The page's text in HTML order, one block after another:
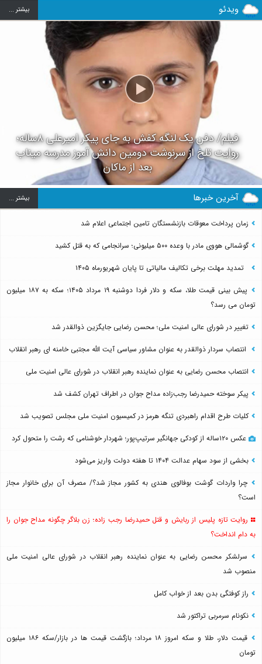
ویدئو بيشتر ...
فیلم/ دفن یک لنگه کفش به جای پیکر امیرعلی ۸ساله؛
روایت تلخ از سرنوشت دومین دانش آموز مدرسه میناب
بعد از ماکان
آخرین خبرها بيشتر ...
زمان پرداخت معوقات بازنشستگان تامین اجتماعی اعلام شد
گوشمالی هووی مادر با وعده ۵۰۰ میلیونی؛ سرانجامی که به قتل کشید
تمدید مهلت برخی تکالیف مالیاتی تا پایان شهریورماه ۱۴۰۵
پیش بینی قیمت طلا، سکه و دلار فردا دوشنبه ۱۹ مرداد ۱۴۰۵؛ سکه به ۱۸۷ میلیون
تومان می رسد؟
تغییر در شورای عالی امنیت ملی؛ محسن رضایی جایگزین ذوالقدر شد
انتصاب سردار ذوالقدر به عنوان مشاور سیاسی آیت الله مجتبی خامنه ای رهبر انقلاب
انتصاب محسن رضایی به عنوان نماینده رهبر انقلاب در شورای عالی امنیت ملی
پیکر سوخته حمیدرضا رجب‌زاده مداح جوان در اطراف تهران کشف شد
کلیات طرح اقدام راهبردی تنگه هرمز در کمیسیون امنیت ملی مجلس تصویب شد
عکس ۱۲۰ساله از کودکی جهانگیر سرتیپ‌پور؛ شهردار خوشنامی که رشت را متحول کرد
بخشی از سود سهام عدالت ۱۴۰۴ تا هفته دولت واریز می‌شود
چرا واردات گوشت بوفالوی هندی به کشور مجاز شد؟/ مصرف آن برای خانوار مجاز
است؟
روایت تازه پلیس از ربایش و قتل حمیدرضا رجب زاده؛ زن بلاگر چگونه مداح جوان را
به دام انداخت؟
سرلشکر محسن رضایی به عنوان نماینده رهبر انقلاب در شورای عالی امنیت ملی
منصوب شد
راز کوفتگی بدن بعد از خواب کامل
نکونام سرمربی تراکتور شد
قیمت دلار، طلا و سکه امروز ۱۸ مرداد؛ بازگشت قیمت ها در بازار/سکه ۱۸۶ میلیون
تومان